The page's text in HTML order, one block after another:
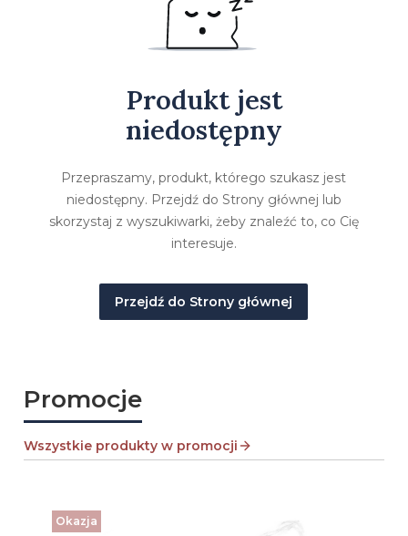
Produkt jest
niedostępny
Przepraszamy, produkt, którego szukasz jest
niedostępny. Przejdź do Strony głównej lub
skorzystaj z wyszukiwarki, żeby znaleźć to, co Cię
interesuje.
Przejdź do Strony głównej
Promocje
Wszystkie produkty w promocji
Okazja